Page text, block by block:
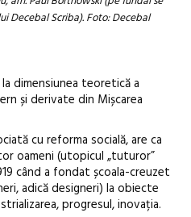
Decebal Scriba). Foto: Decebal
dimensiunea teoretică a
și derivate din Mișcarea
cu reforma socială, are ca
oameni (utopicul „tuturor”
când a fondat școala-creuzet
adică designeri) la obiecte
progresul, inovația.